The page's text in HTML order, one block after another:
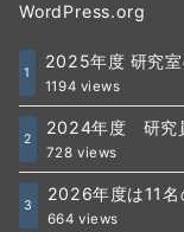
WordPress.org
1
2025年度 研究
1194 views
2
2024年度 研究
728 views
3
2026年度は11名
664 views